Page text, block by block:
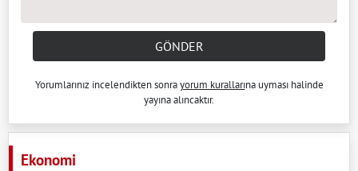
GÖNDER
Yorumlarınız incelendikten sonrayorum kurallarına uyması halinde
yayına alıncaktır.
Ekonomi